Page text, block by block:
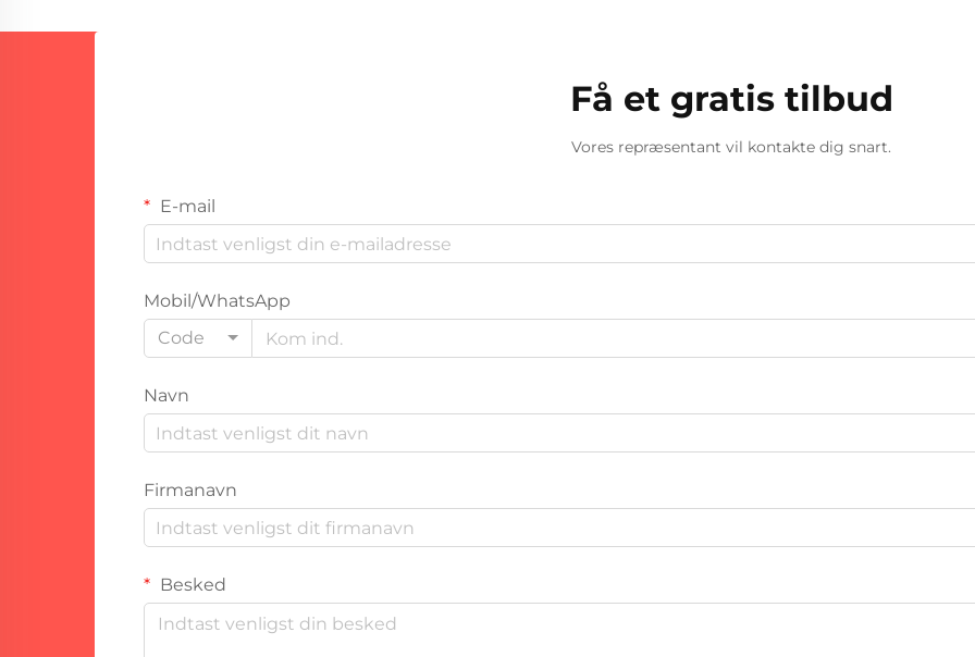
Få et gratis tilbud
Vores repræsentant vil kontakte dig snart.
E-mail
Mobil/WhatsApp
Code
Navn
Firmanavn
Besked